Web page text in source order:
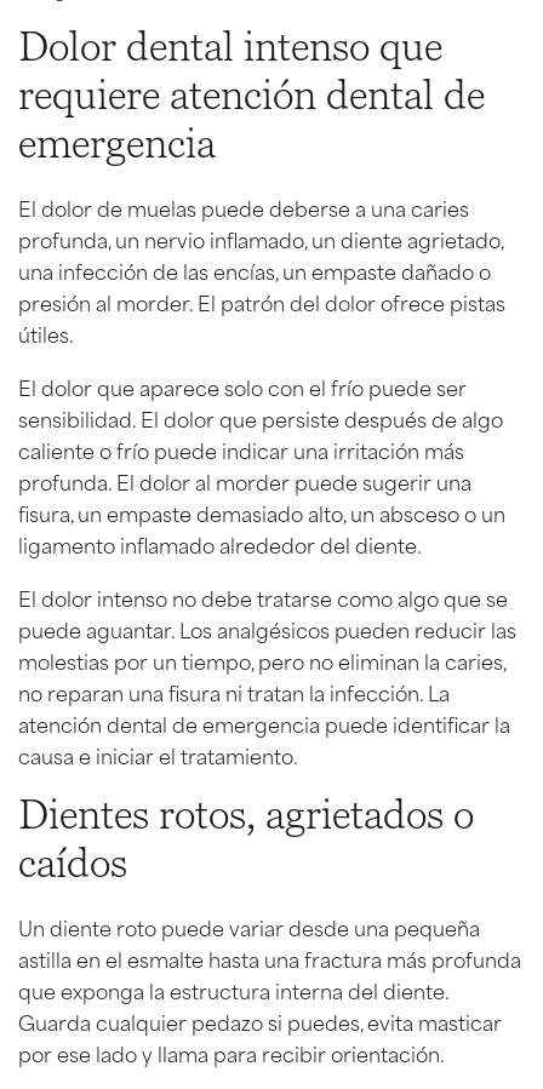
Dolor dental intenso que
requiere atención dental de
emergencia
El dolor de muelas puede deberse a una caries
profunda, un nervio inflamado, un diente agrietado,
una infección de las encías, un empaste dañado o
presión al morder. El patrón del dolor ofrece pistas
útiles.
El dolor que aparece solo con el frío puede ser
sensibilidad. El dolor que persiste después de algo
caliente o frío puede indicar una irritación más
profunda. El dolor al morder puede sugerir una
fisura, un empaste demasiado alto, un absceso o un
ligamento inflamado alrededor del diente.
El dolor intenso no debe tratarse como algo que se
puede aguantar. Los analgésicos pueden reducir las
molestias por un tiempo, pero no eliminan la caries,
no reparan una fisura ni tratan la infección. La
atención dental de emergencia puede identificar la
causa e iniciar el tratamiento.
Dientes rotos, agrietados o
caídos
Un diente roto puede variar desde una pequeña
astilla en el esmalte hasta una fractura más profunda
que exponga la estructura interna del diente.
Guarda cualquier pedazo si puedes, evita masticar
por ese lado y llama para recibir orientación.